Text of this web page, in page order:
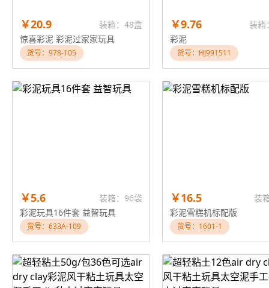
￥20.9
装箱：48盒
惊喜彩泥 彩泥过家家玩具
货号：978-105
￥9.76
装箱
彩泥
货号：HJ991511
￥5.6
装箱：96袋
彩泥玩具16件套 益智玩具
货号：633A-109
￥16.5
装
彩泥雪糕机标配版
货号：1601-1